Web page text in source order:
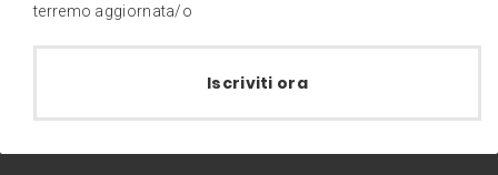
terremo aggiornata/o
Iscriviti ora